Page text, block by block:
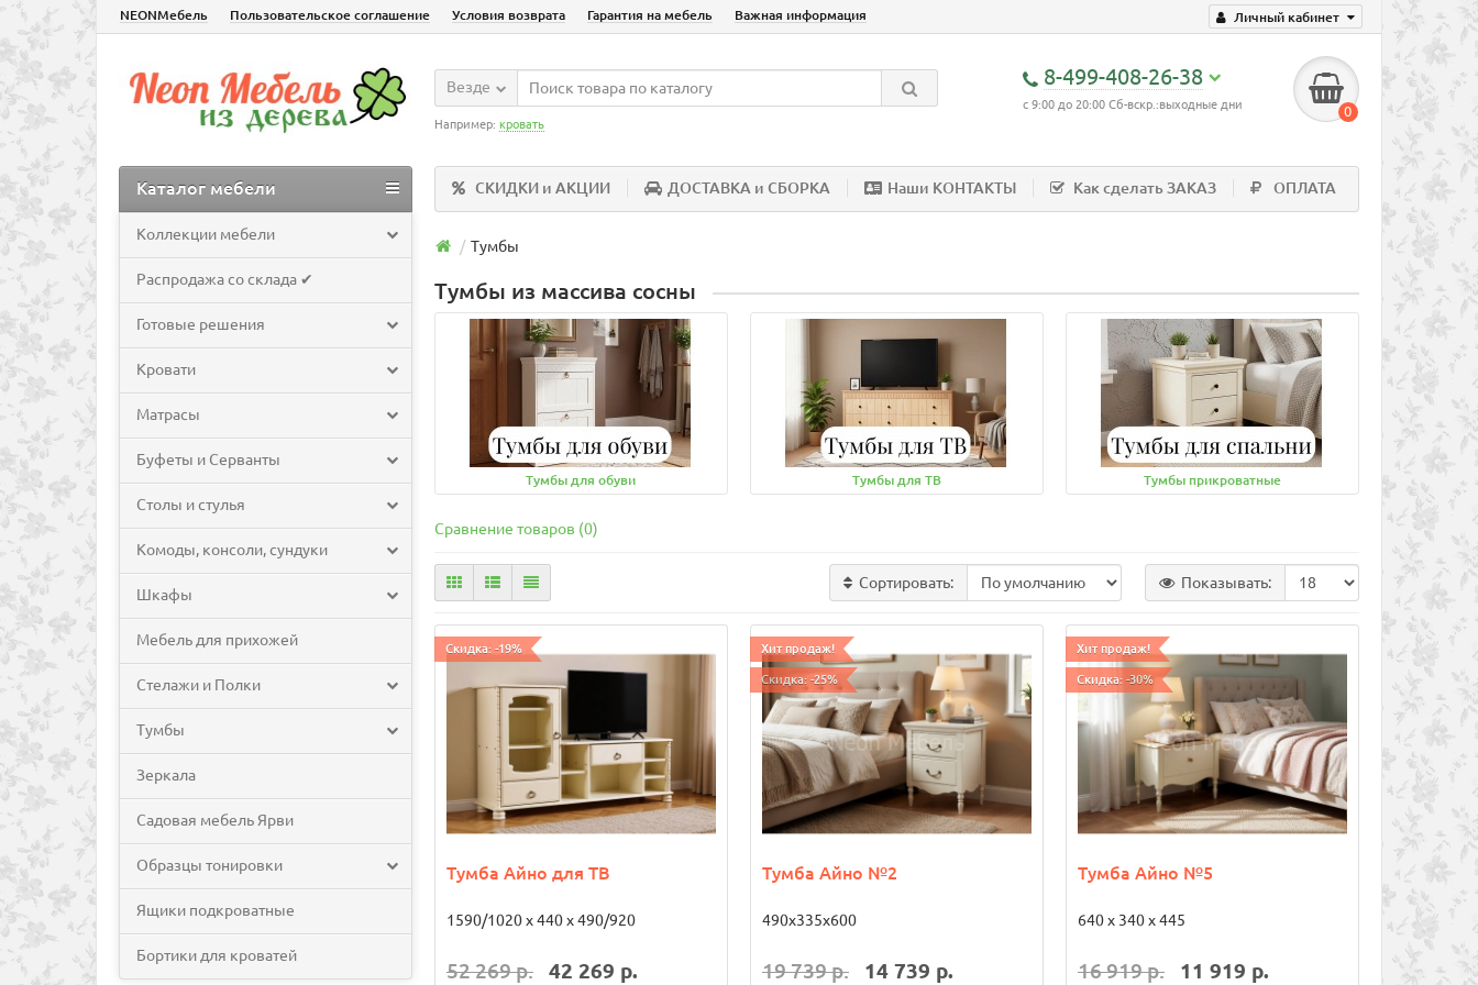
Личный кабинет
NEONМебель Пользовательское соглашение Условия возврата Гарантия на мебель Важная информация
8-499-408-26-38
с 9:00 до 20:00 Сб-вскр.:выходные дни 0
Везде
Например: кровать
СКИДКИ и АКЦИИ ДОСТАВКА и СБОРКА Наши КОНТАКТЫ Как сделать ЗАКАЗ ОПЛАТА
Каталог мебели
Коллекции мебели
Распродажа со склада ✔
Готовые решения
Кровати
Матрасы
Буфеты и Серванты
Столы и стулья
Комоды, консоли, сундуки
Шкафы
Мебель для прихожей
Стелажи и Полки
Тумбы
Зеркала
Садовая мебель Ярви
Образцы тонировки
Ящики подкроватные
Бортики для кроватей
Тумбы
Тумбы из массива сосны
Тумбы для обуви Тумбы для ТВ Тумбы прикроватные
Сравнение товаров (0)
Сортировать: Показывать:
Скидка: -19%
Тумба Айно для ТВ
1590/1020 х 440 х 490/920
52 269 р. 42 269 р.
Хит продаж!
Скидка: -25%
Тумба Айно №2
490х335х600
19 739 р. 14 739 р.
Хит продаж!
Скидка: -30%
Тумба Айно №5
640 х 340 х 445
16 919 р. 11 919 р.